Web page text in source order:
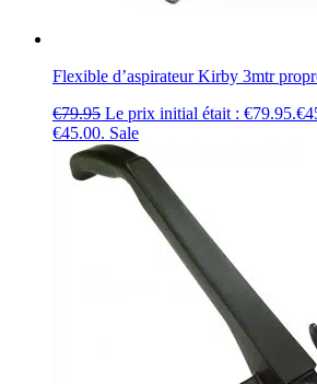
Flexible d’aspirateur Kirby 3mtr
€79.95 Le prix initial était : €79.95.€
€45.00. Sale